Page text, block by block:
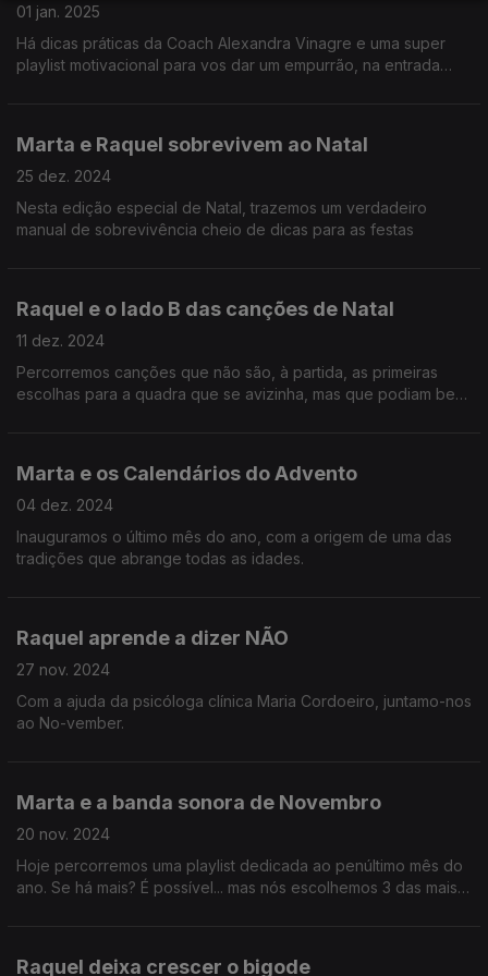
01 jan. 2025
Há dicas práticas da Coach Alexandra Vinagre e uma super
playlist motivacional para vos dar um empurrão, na entrada
Marta e Raquel sobrevivem ao Natal
25 dez. 2024
Nesta edição especial de Natal, trazemos um verdadeiro
manual de sobrevivência cheio de dicas para as festas
Raquel e o lado B das canções de Natal
11 dez. 2024
Percorremos canções que não são, à partida, as primeiras
escolhas para a quadra que se avizinha, mas que podiam bem
Marta e os Calendários do Advento
04 dez. 2024
Inauguramos o último mês do ano, com a origem de uma das
tradições que abrange todas as idades.
Raquel aprende a dizer NÃO
27 nov. 2024
Com a ajuda da psicóloga clínica Maria Cordoeiro, juntamo-nos
ao No-vember.
Marta e a banda sonora de Novembro
20 nov. 2024
Hoje percorremos uma playlist dedicada ao penúltimo mês do
ano. Se há mais? É possível... mas nós escolhemos 3 das mais
Raquel deixa crescer o bigode